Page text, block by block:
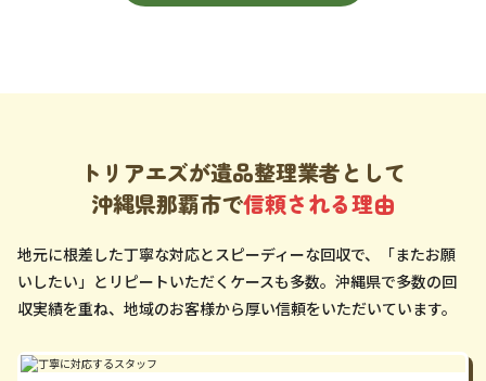
トリアエズが遺品整理業者として
沖縄県那覇市で信頼される理由
地元に根差した丁寧な対応とスピーディーな回収で、「またお願
いしたい」とリピートいただくケースも多数。沖縄県で多数の回
収実績を重ね、地域のお客様から厚い信頼をいただいています。